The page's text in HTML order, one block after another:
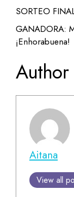
SORTEO
GANADORA:
¡Enhorabuena!
Author
Aitana
View all